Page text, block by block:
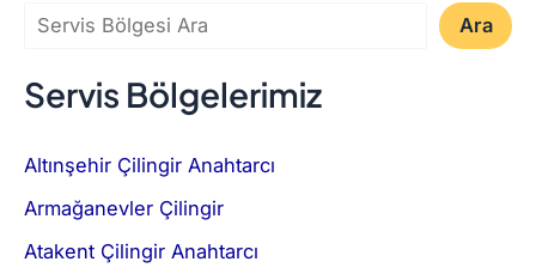
Ara
Servis Bölgelerimiz
Altınşehir Çilingir Anahtarcı
Armağanevler Çilingir
Atakent Çilingir Anahtarcı